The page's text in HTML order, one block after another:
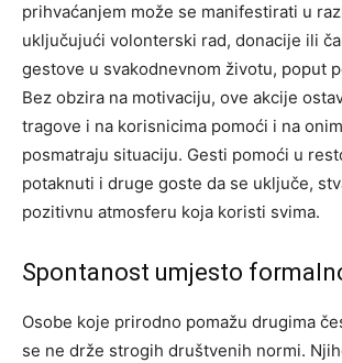
prihvaćanjem može se manifestirati u
uključujući volonterski rad, donacije ili
gestove u svakodnevnom životu, poput
Bez obzira na motivaciju, ove akcije
tragove i na korisnicima pomoći i na
posmatraju situaciju. Gesti pomoći u
potaknuti i druge goste da se uključe,
pozitivnu atmosferu koja koristi svima.
Spontanost umjesto
Osobe koje prirodno pomažu drugima
se ne drže strogih društvenih normi.